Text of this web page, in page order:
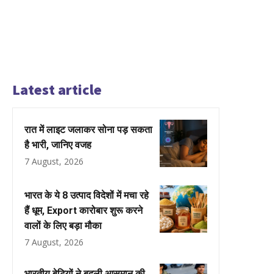
Latest article
रात में लाइट जलाकर सोना पड़ सकता
है भारी, जानिए वजह
7 August, 2026
भारत के ये 8 उत्पाद विदेशों में मचा रहे
हैं धूम, Export कारोबार शुरू करने
वालों के लिए बड़ा मौका
7 August, 2026